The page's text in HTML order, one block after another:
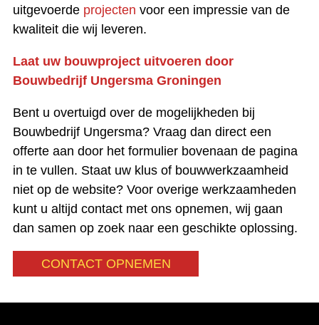
uitgevoerde projecten voor een impressie van de
kwaliteit die wij leveren.
Laat uw bouwproject uitvoeren door
Bouwbedrijf Ungersma Groningen
Bent u overtuigd over de mogelijkheden bij
Bouwbedrijf Ungersma? Vraag dan direct een
offerte aan door het formulier bovenaan de pagina
in te vullen. Staat uw klus of bouwwerkzaamheid
niet op de website? Voor overige werkzaamheden
kunt u altijd contact met ons opnemen, wij gaan
dan samen op zoek naar een geschikte oplossing.
CONTACT OPNEMEN